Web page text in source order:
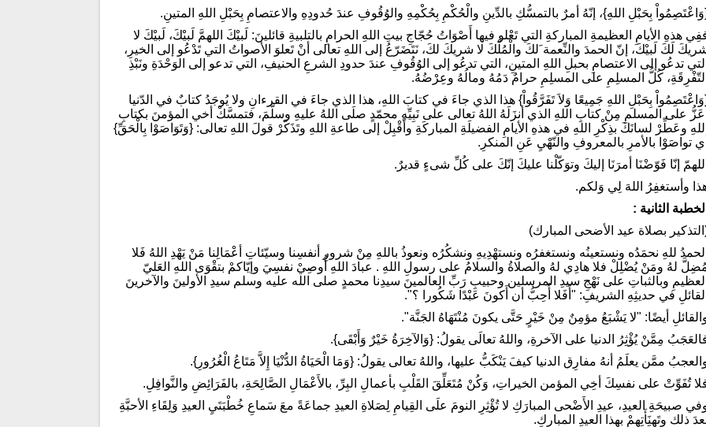
بِحَبْلِ اللهِ}، إنّهُ أمرٌ بالتمسُّكِ بالدِّينِ والْحُكْمِ بِحُكْمِهِ والوُقُوفِ عندَ حُدودِهِ والاعتصامِ بِحَبْلِ اللهِ المتينِ.
هذهِ الأيامِ العظيمةِ المباركةِ التي تَعْلو فيها أَصْوَاتُ حُجّاجِ بيتِ اللهِ الحرامِ بالتلبيةِ قائلينَ: لَبيْكَ اللهمَّ لَبيْكَ، لَبيْكَ لا
لَكَ لَبيْكَ، إنّ الحمدَ والنِّعمة َلكَ والْمُلْكَ لا شريكَ لكَ، نَتَضَرّعُ إلى اللهِ تعالى أنْ تَعلوَ الأصواتُ التي تَدْعُو إلى الخيرِ،
التي تدعُو إلى الاعتصامِ بحبلِ اللهِ المتينِ، التي تدعُو إلى الوُقُوفِ عندَ حدودِ الشرعِ الحنيفِ، التي تدعو إلى الوَحْدَةِ ونَبْذِ
التّفْرِقَةِ، كُلُّ المسلِمِ على المسلِمِ حرامٌ دَمُهُ ومالُهُ وعِرْضُهُ.
بِحَبْلِ اللهِ جَمِيعًا وَلاَ تَفَرَّقُواْ} هذا الذي جاءَ في كتابَ اللهِ، هذا الذي جاءَ في القرءانِ ولا يُوجَدُ كتابٌ في الدّنيا
أعَزُّ على المسلمِ مِنْ كتابِ اللهِ الذي أنزَلَهُ اللهُ تعالى على نَبِيِّهِ محمّدٍ صلَى اللهُ عليهِ وسلّمَ، فتمسَّكْ أخي المؤمنَ بكتابِ
اللهِ وعَطِّرْ لسانَكَ بذِكْرِ اللهِ في هذهِ الأيامِ الفضيلَةِ المباركَةِ وأَقْبِلْ إلى طاعةِ اللهِ وتَذَكّرْ قولَ اللهِ تعالى: {وَتَوَاصَوْا بِالْحَقِّ}
أي تواصَوْا بالأمرِ بالمعروفِ والنّهْيِ عَنِ المنكرِ.
اللهمّ إنّا فَوّضْنَا أمرَنَا إليكَ وتوَكّلْنا عليكَ إنّكَ على كُلِّ شىءٍ قديرٌ.
وأستغفِرُ اللهَ لِي وَلكم.
الخطبة الثانية :
بصلاة عيد الأضحى المبارك)
الحمدُ للهِ نحمَدُه ونستعينُه ونستغفرُه ونستهْدِيهِ ونشكُرُه ونعوذُ باللهِ مِنْ شرورِ أنفسِنا وسيّئاتِ أعْمَالِنا مَنْ يَهْدِ اللهُ فَلا
لهُ ومَنْ يُضْلِلْ فلا هادِي لهُ والصلاةُ والسلامُ على رسولِ اللهِ . عبادَ اللهِ أُوصِيْ نفسِيَ وإيّاكمْ بتقْوَى اللهِ العَليّ
العظيمِ وبالثباتِ على نَهْجِ سيدِ المرسلين وحبيبِ رَبِّ العالمينَ سيدِنا محمدٍ صلى الله عليه وسلم سيدِ الأولينَ والآخرينَ
القائلِ في حديثِهِ الشريفِ: "أَفَلا أُحِبُّ أن أَكونَ عَبْدًا شَكُورا ؟".
أيضًا: "لا يَشْبَعُ مؤمِنٌ مِنْ خَيْرٍ حَتَّى يكونَ مُنْتَهَاهُ الجَنَّة".
مِمَّنْ يُؤْثِرُ الدنيا على الآخرةِ، واللهُ تعالَى يقولُ: {وَالآخِرَةُ خَيْرٌ وَأَبْقَى}.
ممَّن يعلَمُ أنهُ مفارِق الدنيا كيفَ يَنْكَبُّ عليها، واللهُ تعالى يقولُ: {وَمَا الْحَيَاةُ الدُّنْيَا إِلاَّ مَتَاعُ الْغُرُورِ}.
تُفَوِّتْ على نفسِكَ أخِي المؤمن الخيراتِ، وَكُنْ مُتَعَلِّقَ القَلْبِ بأعمالِ البِرِّ، بالأَعْمَالِ الصَّالِحَةِ، بالفَرَائِضِ والنَّوافِلِ.
صبيحَةِ العيدِ، عيدِ الأَضْحى المبارَكِ لا تُؤْثِرِ النومَ علَى القِيامِ لِصَلاةِ العيدِ جماعَةً معَ سَماعِ خُطْبَتَيِ العيدِ وَلِقَاءِ الأحبَّةِ
ذلك وتَهنَِأَتِهِمْ بهذا العيدِ المباركِ.